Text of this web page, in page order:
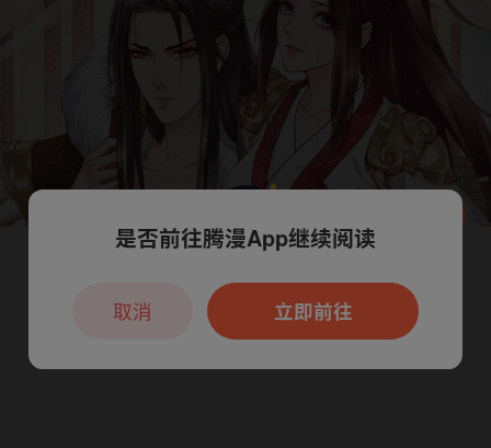
腾漫App免费看
本章节仅支持App阅读，可打开App新用
户7天免费看
是否前往腾漫App继续阅读
立即前往
取消